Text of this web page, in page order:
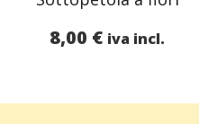
8,00 € iva incl.